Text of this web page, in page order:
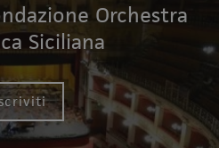
Orchestra
Siciliana